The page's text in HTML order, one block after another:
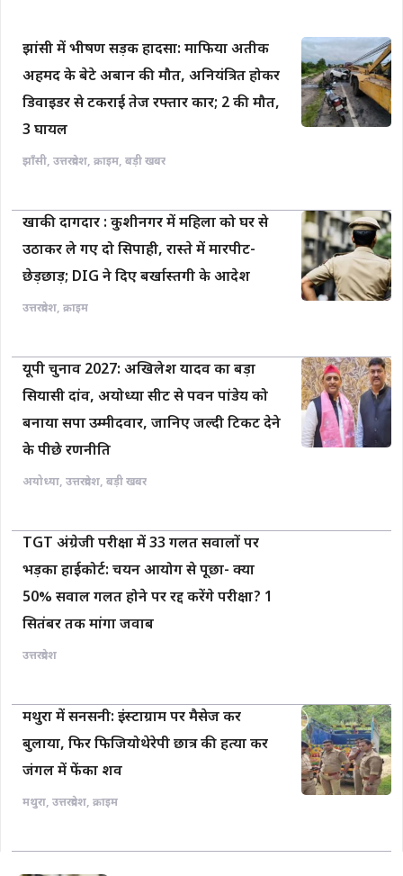
झांसी में भीषण सड़क हादसा: माफिया अतीक
अहमद के बेटे अबान की मौत, अनियंत्रित होकर
डिवाइडर से टकराई तेज रफ्तार कार; 2 की मौत,
3 घायल
झाँसी, उत्तरप्रदेश, क्राइम, बड़ी खबर
खाकी दागदार : कुशीनगर में महिला को घर से
उठाकर ले गए दो सिपाही, रास्ते में मारपीट-
छेड़छाड़; DIG ने दिए बर्खास्तगी के आदेश
उत्तरप्रदेश, क्राइम
यूपी चुनाव 2027: अखिलेश यादव का बड़ा
सियासी दांव, अयोध्या सीट से पवन पांडेय को
बनाया सपा उम्मीदवार, जानिए जल्दी टिकट देने
के पीछे रणनीति
अयोध्या, उत्तरप्रदेश, बड़ी खबर
TGT अंग्रेजी परीक्षा में 33 गलत सवालों पर
भड़का हाईकोर्ट: चयन आयोग से पूछा- क्या
50% सवाल गलत होने पर रद्द करेंगे परीक्षा? 1
सितंबर तक मांगा जवाब
उत्तरप्रदेश
मथुरा में सनसनी: इंस्टाग्राम पर मैसेज कर
बुलाया, फिर फिजियोथेरेपी छात्र की हत्या कर
जंगल में फेंका शव
मथुरा, उत्तरप्रदेश, क्राइम